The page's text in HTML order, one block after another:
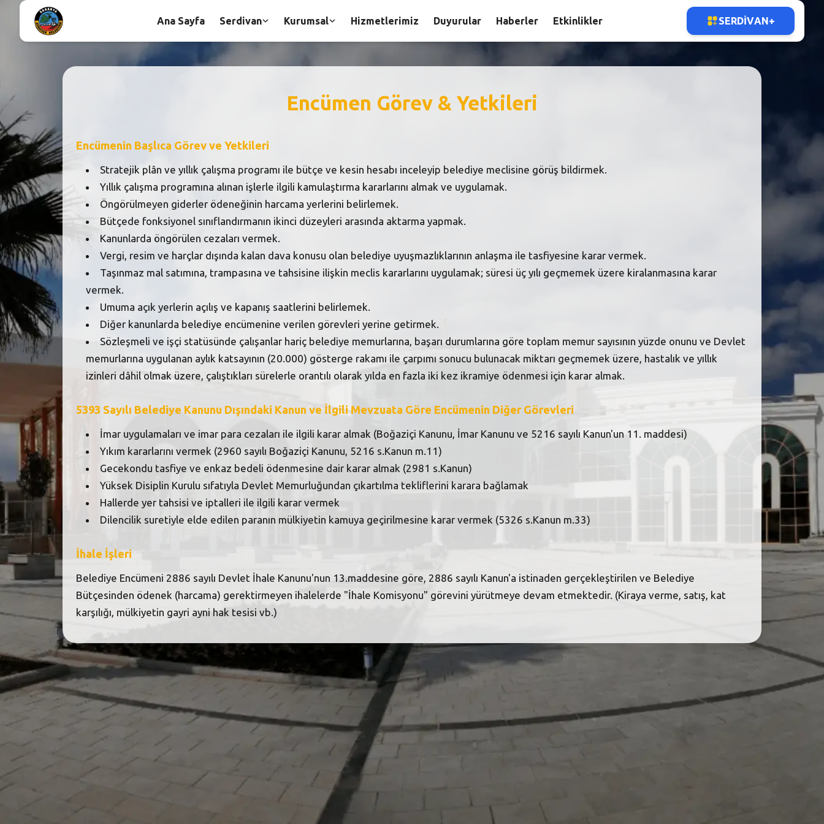
Encümen Görev & Yetkileri
Encümenin Başlıca Görev ve Yetkileri
Stratejik plân ve yıllık çalışma programı ile bütçe ve kesin hesabı inceleyip belediye meclisine görüş bildirmek.
Yıllık çalışma programına alınan işlerle ilgili kamulaştırma kararlarını almak ve uygulamak.
Öngörülmeyen giderler ödeneğinin harcama yerlerini belirlemek.
Bütçede fonksiyonel sınıflandırmanın ikinci düzeyleri arasında aktarma yapmak.
Kanunlarda öngörülen cezaları vermek.
Vergi, resim ve harçlar dışında kalan dava konusu olan belediye uyuşmazlıklarının anlaşma ile tasfiyesine karar vermek.
Taşınmaz mal satımına, trampasına ve tahsisine ilişkin meclis kararlarını uygulamak; süresi üç yılı geçmemek üzere kiralanmasına karar
vermek.
Umuma açık yerlerin açılış ve kapanış saatlerini belirlemek.
Diğer kanunlarda belediye encümenine verilen görevleri yerine getirmek.
Sözleşmeli ve işçi statüsünde çalışanlar hariç belediye memurlarına, başarı durumlarına göre toplam memur sayısının yüzde onunu ve Devlet
memurlarına uygulanan aylık katsayının (20.000) gösterge rakamı ile çarpımı sonucu bulunacak miktarı geçmemek üzere, hastalık ve yıllık
izinleri dâhil olmak üzere, çalıştıkları sürelerle orantılı olarak yılda en fazla iki kez ikramiye ödenmesi için karar almak.
5393 Sayılı Belediye Kanunu Dışındaki Kanun ve İlgili Mevzuata Göre Encümenin Diğer Görevleri
İmar uygulamaları ve imar para cezaları ile ilgili karar almak (Boğaziçi Kanunu, İmar Kanunu ve 5216 sayılı Kanun'un 11. maddesi)
Yıkım kararlarını vermek (2960 sayılı Boğaziçi Kanunu, 5216 s.Kanun m.11)
Gecekondu tasfiye ve enkaz bedeli ödenmesine dair karar almak (2981 s.Kanun)
Yüksek Disiplin Kurulu sıfatıyla Devlet Memurluğundan çıkartılma tekliflerini karara bağlamak
Hallerde yer tahsisi ve iptalleri ile ilgili karar vermek
Dilencilik suretiyle elde edilen paranın mülkiyetin kamuya geçirilmesine karar vermek (5326 s.Kanun m.33)
İhale İşleri
Belediye Encümeni 2886 sayılı Devlet İhale Kanunu'nun 13.maddesine göre, 2886 sayılı Kanun'a istinaden gerçekleştirilen ve Belediye
Bütçesinden ödenek (harcama) gerektirmeyen ihalelerde "İhale Komisyonu" görevini yürütmeye devam etmektedir. (Kiraya verme, satış, kat
karşılığı, mülkiyetin gayri ayni hak tesisi vb.)
Ana Sayfa Serdivan Kurumsal Hizmetlerimiz Duyurular Haberler Etkinlikler SERDIVAN+